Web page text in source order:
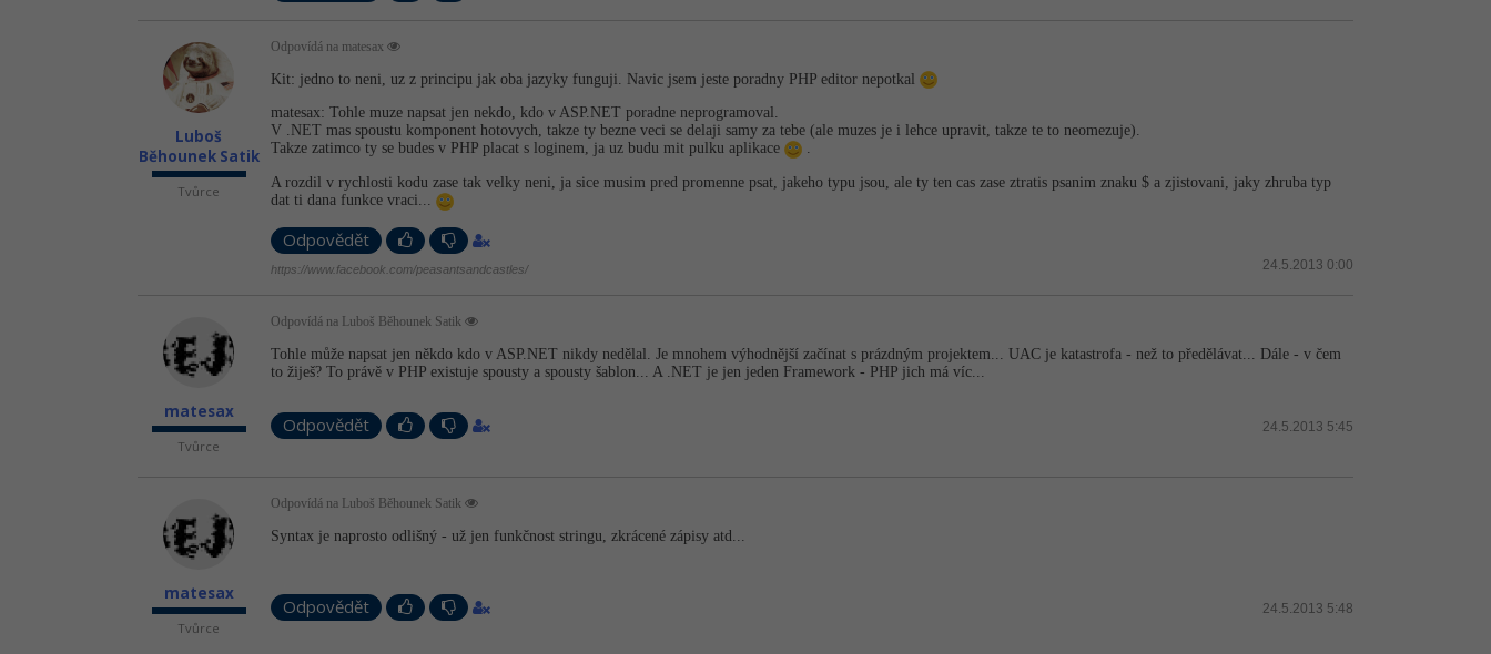
Luboš
Běhounek Satik
Tvůrce
Odpovídá na matesax
Kit: jedno to neni, uz z principu jak oba jazyky funguji. Navic jsem jeste poradny PHP editor nepotkal
matesax: Tohle muze napsat jen nekdo, kdo v ASP.NET poradne neprogramoval.
V .NET mas spoustu komponent hotovych, takze ty bezne veci se delaji samy za tebe (ale muzes je i lehce upravit, takze te to neomezuje).
Takze zatimco ty se budes v PHP placat s loginem, ja uz budu mit pulku aplikace
.
A rozdil v rychlosti kodu zase tak velky neni, ja sice musim pred promenne psat, jakeho typu jsou, ale ty ten cas zase ztratis psanim znaku $ a zjistovani, jaky zhruba typ
dat ti dana funkce vraci...
Odpovědět
24.5.2013 0:00
https://www.facebook.com/peasantsandcastles/
matesax
Tvůrce
Odpovídá na Luboš Běhounek Satik
Tohle může napsat jen někdo kdo v ASP.NET nikdy nedělal. Je mnohem výhodnější začínat s prázdným projektem... UAC je katastrofa - než to předělávat... Dále - v čem
to žiješ? To právě v PHP existuje spousty a spousty šablon... A .NET je jen jeden Framework - PHP jich má víc...
Odpovědět 24.5.2013 5:45
matesax
Tvůrce
Odpovídá na Luboš Běhounek Satik
Syntax je naprosto odlišný - už jen funkčnost stringu, zkrácené zápisy atd...
Odpovědět 24.5.2013 5:48